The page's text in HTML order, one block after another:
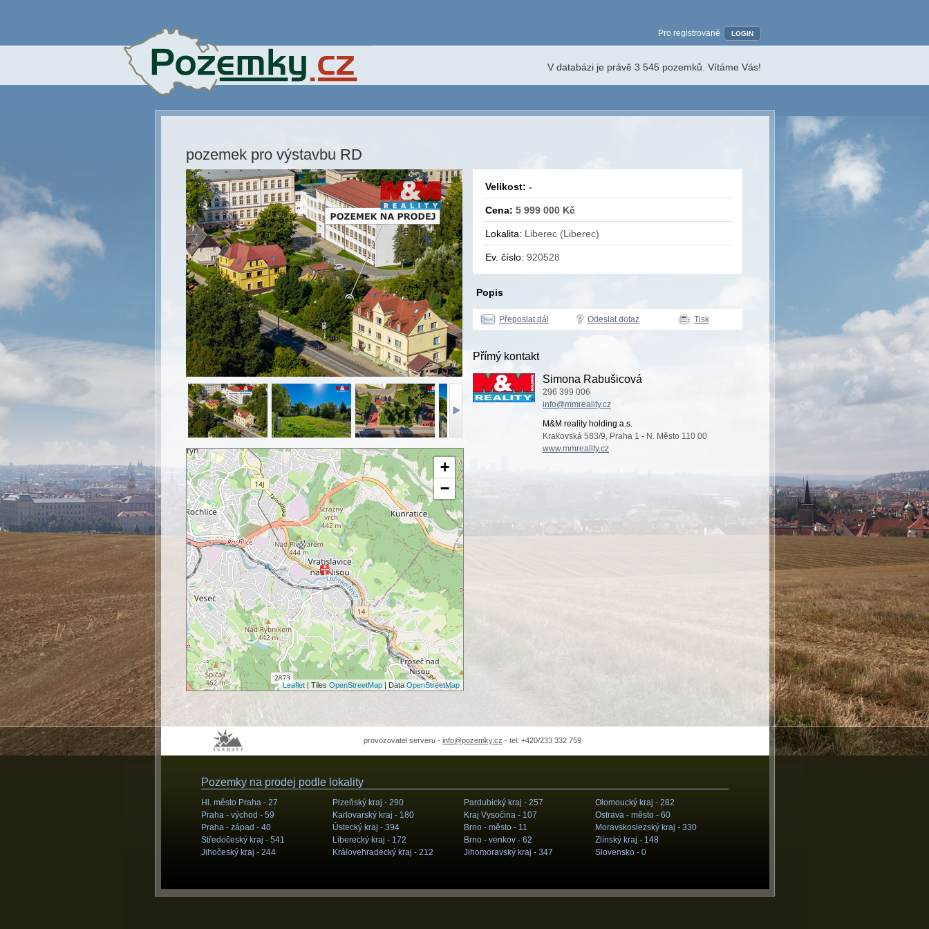
Pro registrované LOGIN
V databázi je právě 3 545 pozemků. Vítáme Vás!
pozemek pro výstavbu RD
+
−
Leaflet| Tiles OpenStreetMap | Data OpenStreetMap
Velikost: -
Cena: 5 999 000 Kč
Lokalita: Liberec (Liberec)
Ev. číslo: 920528
Popis
Přeposlat dál Odeslat dotaz Tisk
Přímý kontakt
Simona Rabušicová
296 399 006
info@mmreality.cz
M&M reality holding a.s.
Krakovská 583/9, Praha 1 - N. Město 110 00
www.mmreality.cz
provozovatel serveru - info@pozemky.cz - tel: +420/233 332 759
Pozemky na prodej podle lokality
Hl. město Praha - 27
Praha - východ - 59
Praha - západ - 40
Středočeský kraj - 541
Jihočeský kraj - 244
Plzeňský kraj - 290
Karlovarský kraj - 180
Ústecký kraj - 394
Liberecký kraj - 172
Královehradecký kraj - 212
Pardubický kraj - 257
Kraj Vysočina - 107
Brno - město - 11
Brno - venkov - 62
Jihomoravský kraj - 347
Olomoucký kraj - 282
Ostrava - město - 60
Moravskoslezský kraj - 330
Zlínský kraj - 148
Slovensko - 0